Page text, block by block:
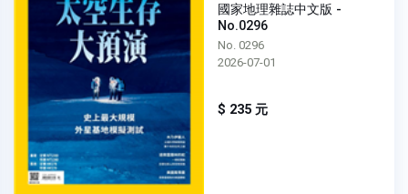
國家地理雜誌中文版 -
No.0296
No. 0296
2026-07-01
$ 235 元